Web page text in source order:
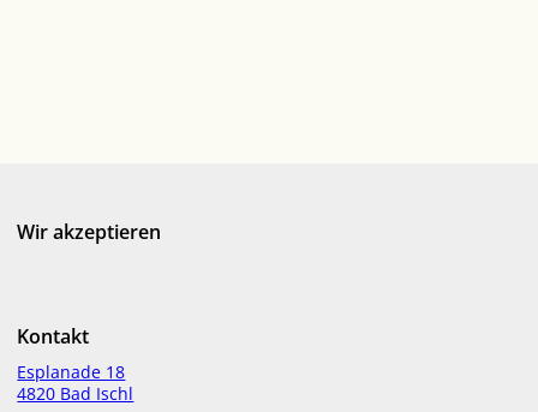
Wir akzeptieren
Kontakt
Esplanade 18
4820 Bad Ischl